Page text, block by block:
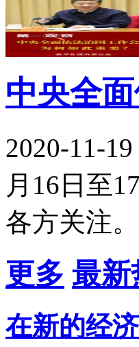
中央全
2020-11-
月16日至
各方关注
更多 最新
在新的经